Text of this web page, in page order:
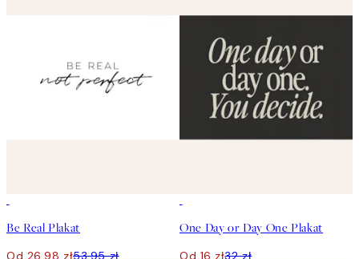
Be Real Plakat
Od 26,98 zł53,95 zł
One Day or Day One Plakat
Od 16 zł32 zł